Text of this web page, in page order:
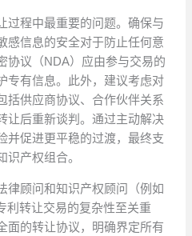
过程中最重要的问题。确保与
感信息的安全对于防止任何意
协议（NDA）应由参与交易的
专有信息。此外，建议考虑对
括供应商协议、合作伙伴关系
让后重新谈判。通过主动解决
并促进更平稳的过渡，最终支
产权组合。
律顾问和知识产权顾问（例如
利转让交易的复杂性至关重
面的转让协议，明确界定所有